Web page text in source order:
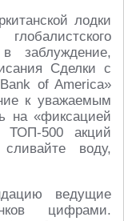
лодки
заблуждение,
Сделки с
of America»
к уважаемым
на «фиксацией
ТОП-500 акций
воду,
ведущие
цифрами.